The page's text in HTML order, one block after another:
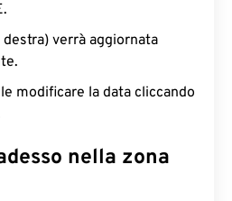
destra) verrà aggiornata
modificare la data cliccando
nella zona